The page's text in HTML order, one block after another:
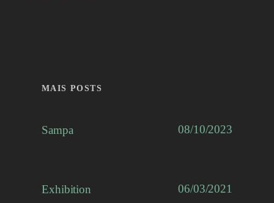
MAIS POSTS
Sampa 08/10/2023
Exhibition 06/03/2021